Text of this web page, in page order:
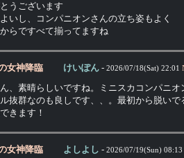
うございます
いし、コンパニオンさんの立ち姿もよく
らですべて揃ってますね
女神降臨 けいぽん - 2026/07/18(Sat) 22:01
、素晴らしいですね。ミニスカコンパニ
抜群なのも良しです、、。最初から脱い
きます！
女神降臨 よしよし - 2026/07/19(Sun) 08:13